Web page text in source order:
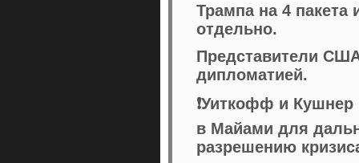
Трампа на 4 пакета
отдельно.
Представители
дипломатией.
❗️Уиткофф и
в Майами для
разрешению